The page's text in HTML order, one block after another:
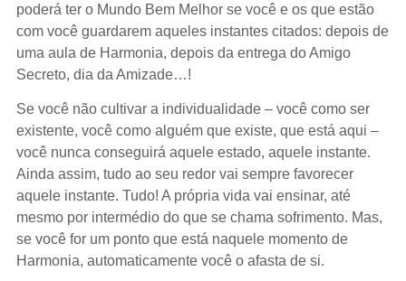
poderá ter o Mundo Bem Melhor se você e os que estão
com você guardarem aqueles instantes citados: depois de
uma aula de Harmonia, depois da entrega do Amigo
Secreto, dia da Amizade…!
Se você não cultivar a individualidade – você como ser
existente, você como alguém que existe, que está aqui –
você nunca conseguirá aquele estado, aquele instante.
Ainda assim, tudo ao seu redor vai sempre favorecer
aquele instante. Tudo! A própria vida vai ensinar, até
mesmo por intermédio do que se chama sofrimento. Mas,
se você for um ponto que está naquele momento de
Harmonia, automaticamente você o afasta de si.